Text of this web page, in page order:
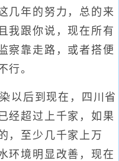
年的努力，总的来
我跟你说，现在所有
察靠走路，或者搭便
行。
后到现在，四川省
经超过上千家，如果
，至少几千家上万
环境明显改善，现在